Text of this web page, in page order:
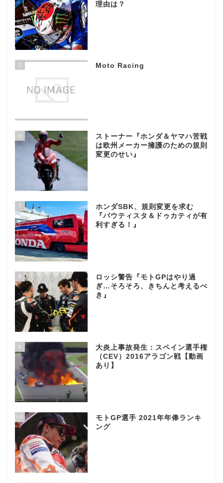
理由は？
5 Moto Racing
6
ストーナー『ホンダ＆ヤマハ苦戦
は欧州メーカー擁護のための規則
変更のせい』
7
ホンダSBK、規則変更を求む
『バウティスタ＆ドゥカティが有
利すぎる！』
8
ロッシ警告『モトGPはやり過
ぎ…そろそろ、きちんと考えるべ
き』
9
大炎上事故発生：スペイン選手権
（CEV）2016アラゴン戦【動画
あり】
10
モトGP選手 2021年年俸ランキ
ング